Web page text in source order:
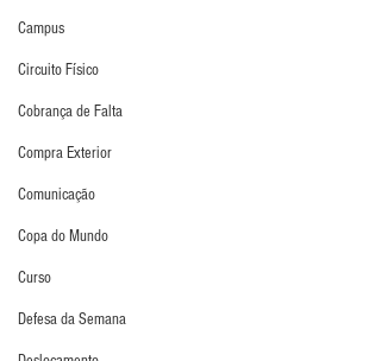
Campus
Circuito Físico
Cobrança de Falta
Compra Exterior
Comunicação
Copa do Mundo
Curso
Defesa da Semana